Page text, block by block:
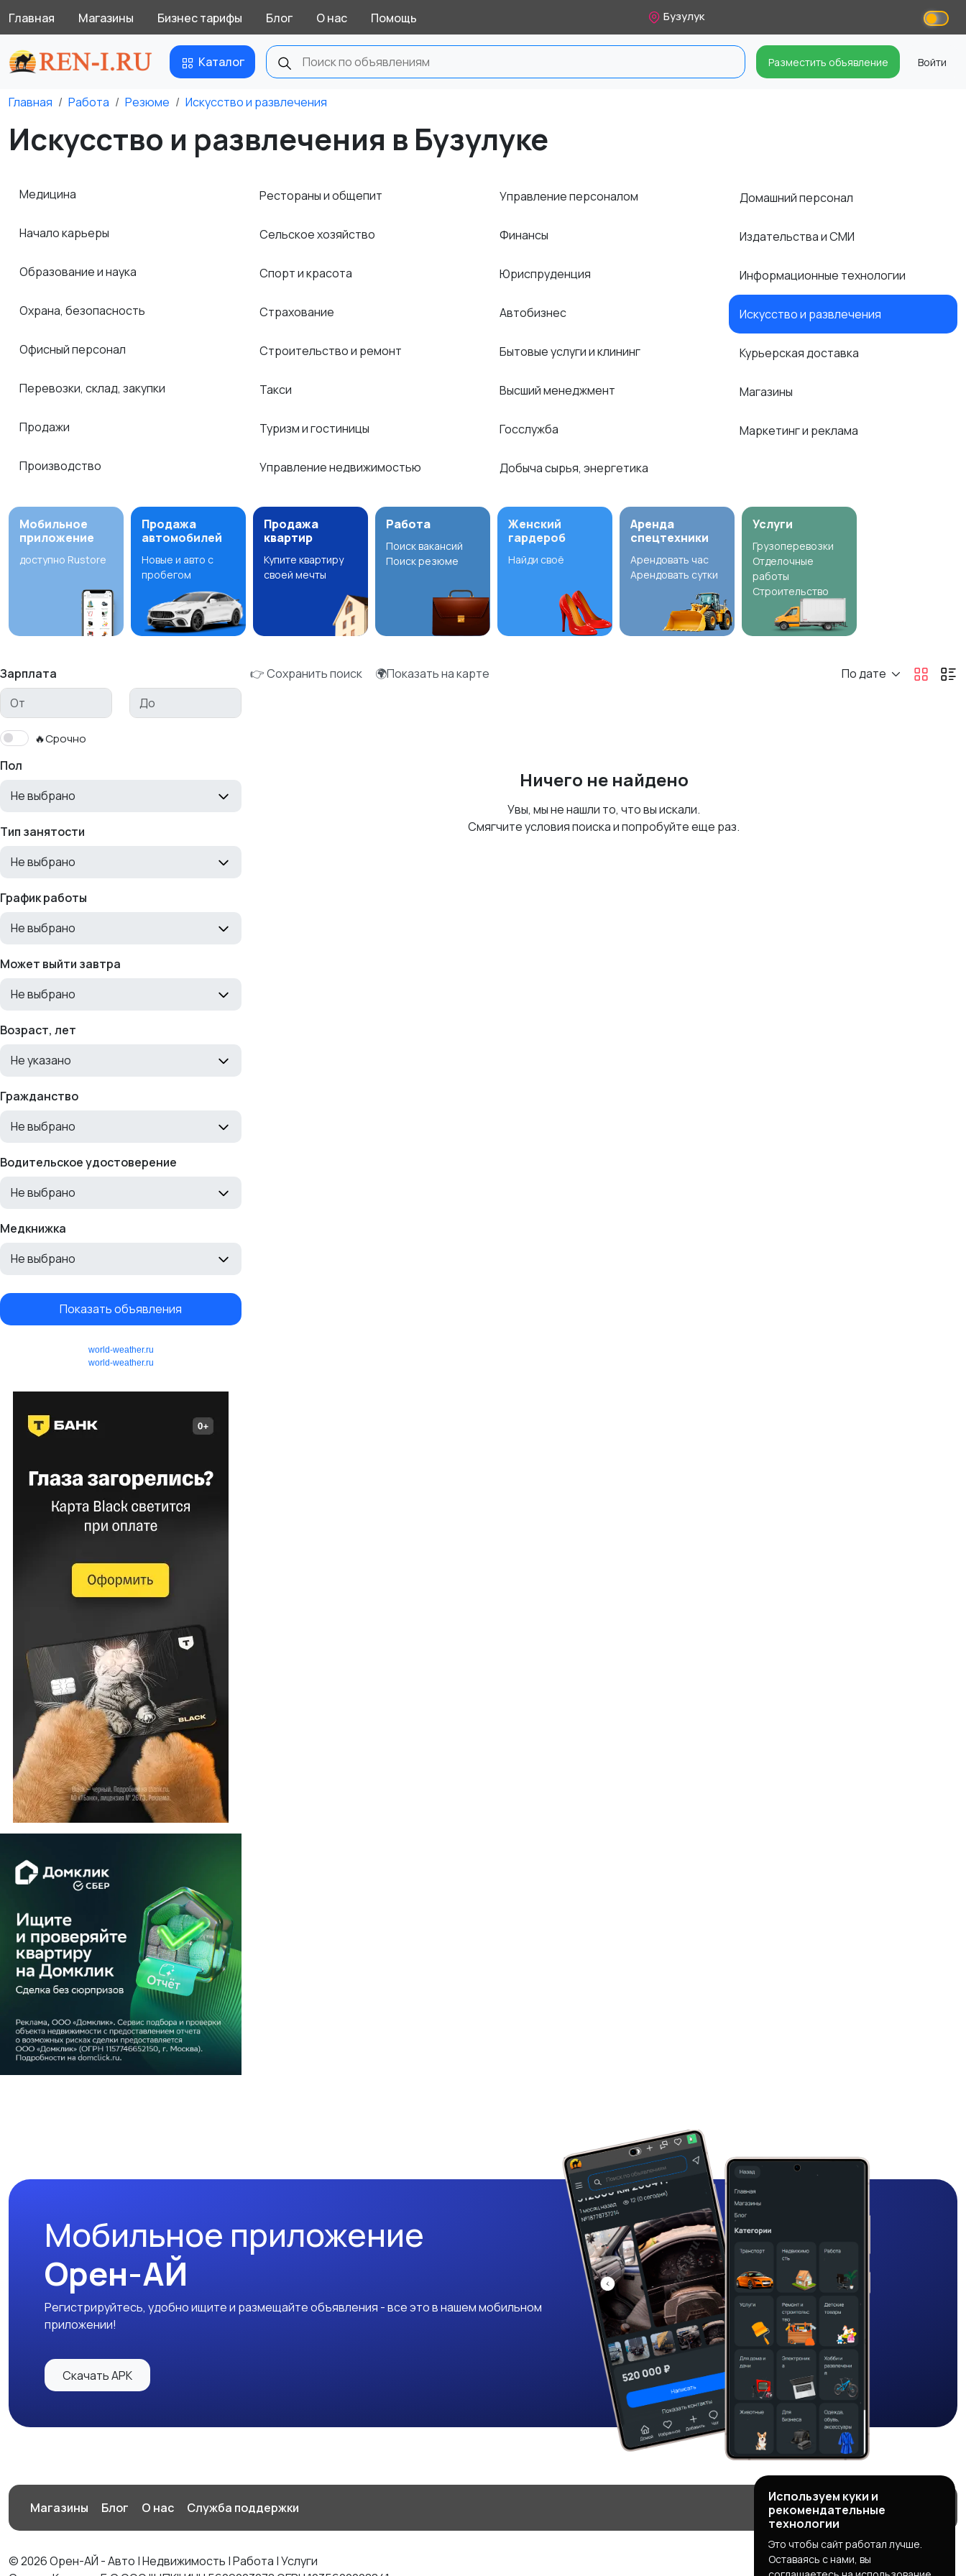
Главная Магазины Бизнес тарифы Блог О нас Помощь Бузулук
Каталог Разместить объявление Войти
Главная Работа Резюме Искусство и развлечения
Искусство и развлечения в Бузулуке
Медицина
Начало карьеры
Образование и наука
Охрана, безопасность
Офисный персонал
Перевозки, склад, закупки
Продажи
Производство
Рестораны и общепит
Сельское хозяйство
Спорт и красота
Страхование
Строительство и ремонт
Такси
Туризм и гостиницы
Управление недвижимостью
Управление персоналом
Финансы
Юриспруденция
Автобизнес
Бытовые услуги и клининг
Высший менеджмент
Госслужба
Добыча сырья, энергетика
Домашний персонал
Издательства и СМИ
Информационные технологии
Искусство и развлечения
Курьерская доставка
Магазины
Маркетинг и реклама
Мобильное
приложение
доступно Rustore
Продажа
автомобилей
Новые и авто с
пробегом
Продажа
квартир
Купите квартиру
своей мечты
Работа
Поиск вакансий
Поиск резюме
Женский
гардероб
Найди своё
Аренда
спецтехники
Арендовать час
Арендовать сутки
Услуги
Грузоперевозки
Отделочные
работы
Строительство
Зарплата
🔥Срочно
Пол
Не выбрано
Тип занятости
Не выбрано
График работы
Не выбрано
Может выйти завтра
Не выбрано
Возраст, лет
Не указано
Гражданство
Не выбрано
Водительское удостоверение
Не выбрано
Медкнижка
Не выбрано
Показать объявления
world-weather.ru
world-weather.ru
👉 Сохранить поиск 🌍Показать на карте По дате
Ничего не найдено
Увы, мы не нашли то, что вы искали.
Смягчите условия поиска и попробуйте еще раз.
Мобильное приложение
Орен-АЙ
Регистрируйтесь, удобно ищите и размещайте объявления - все это в нашем мобильном
приложении!
Скачать APK
Магазины Блог О нас Служба поддержки
© 2026 Орен-АЙ - Авто | Недвижимость | Работа | Услуги
Используем куки и
рекомендательные
технологии
Это чтобы сайт работал лучше.
Оставаясь с нами, вы